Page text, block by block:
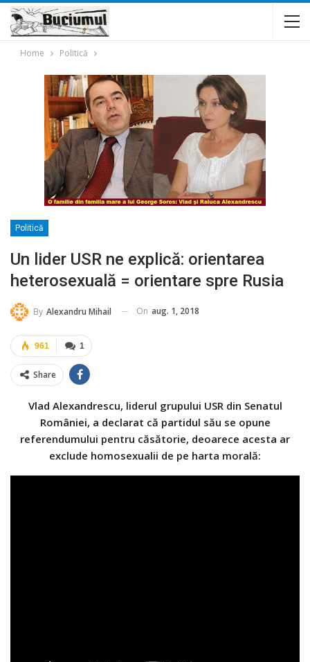
Home Politică
Politică
Un lider USR ne explică: orientarea
heterosexuală = orientare spre Rusia
By Alexandru Mihail On aug. 1, 2018
1
961
Share
Vlad Alexandrescu, liderul grupului USR din Senatul
României, a declarat că partidul său se opune
referendumului pentru căsătorie, deoarece acesta ar
exclude homosexualii de pe harta morală: